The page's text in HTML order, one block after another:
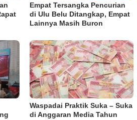
Empat Tersangka Pencurian
di Ulu Belu Ditangkap, Empat
Lainnya Masih Buron
Waspadai Praktik Suka – Suka
di Anggaran Media Tahun